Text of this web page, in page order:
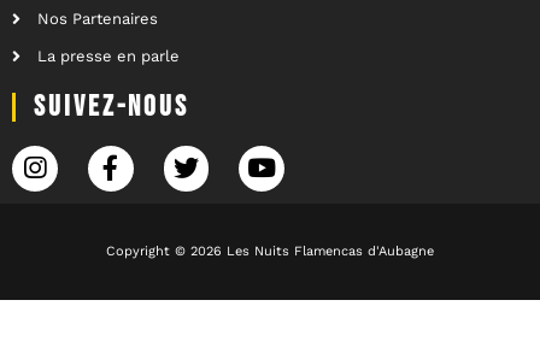
Nos Partenaires
La presse en parle
SUIVEZ-NOUS
Copyright © 2026 Les Nuits Flamencas d'Aubagne